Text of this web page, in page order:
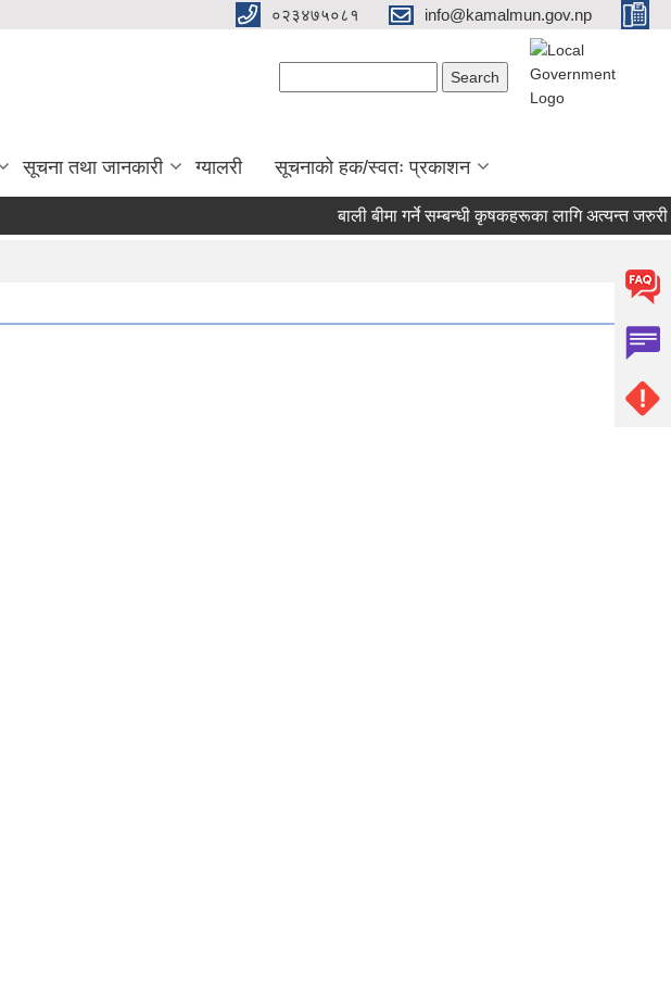
०२३४७५०८१ info@kamalmun.gov.np
सूचना तथा जानकारी ग्यालरी सूचनाको हक/स्वतः प्रकाशन
बाली बीमा गर्ने सम्बन्धी कृषकहरूका लागि अत्यन्त जरुरी